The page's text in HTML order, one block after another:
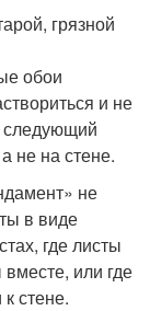
грязной
обои
и не
следующий
не на стене.
не
в виде
где листы
или где
стене.